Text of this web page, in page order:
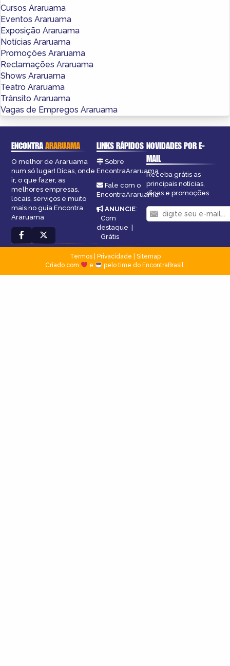
Cursos Araruama
Eventos Araruama
Exposição Araruama
Notícias Araruama
Promoções Araruama
Reclamações Araruama
Shows Araruama
Teatro Araruama
Trânsito Araruama
Vagas de Empregos Araruama
ENCONTRAARARUAMA
O melhor de Araruama
num só lugar! Dicas, onde
ir, o que fazer, as
melhores empresas,
locais, serviços e muito
mais no guia Encontra
Araruama
LINKS RÁPIDOS
Sobre
EncontraAraruama
Fale com o
EncontraAraruama
ANUNCIE:
Com
destaque
Grátis
NOVIDADES POR E-
MAIL
Receba grátis as
principais notícias,
dicas e promoções
Termos| Privacidade
Sitemap
Criado com
e pelo time do EncontraBrasil